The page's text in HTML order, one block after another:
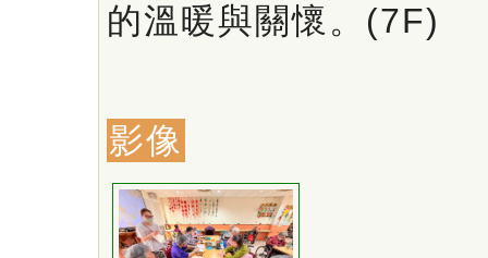
的溫暖與關懷。(7F)
影像